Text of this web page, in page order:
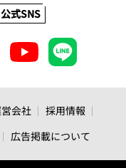
式SNS
会社
採用情報
広告掲載について